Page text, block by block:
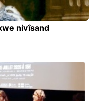
nivîsand